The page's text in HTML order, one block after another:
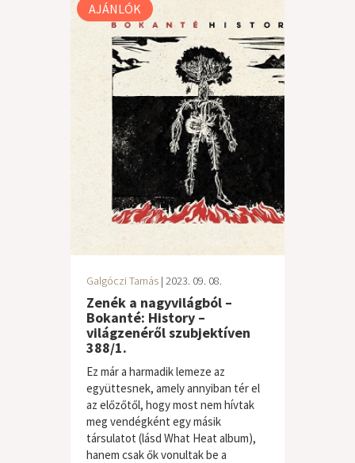
AJÁNLÓK
Galgóczi Tamás | 2023. 09. 08.
Zenék a nagyvilágból –
Bokanté: History –
világzenéről szubjektíven
388/1.
Ez már a harmadik lemeze az
együttesnek, amely annyiban tér el
az előzőtől, hogy most nem hívtak
meg vendégként egy másik
társulatot (lásd What Heat album),
hanem csak ők vonultak be a